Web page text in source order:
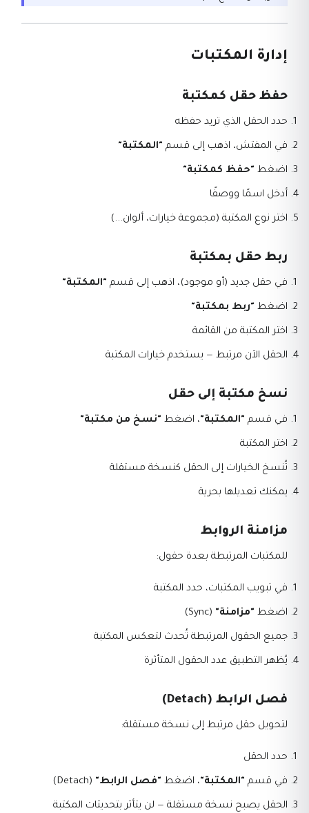
إدارة المكتبات
حفظ حقل كمكتبة
حدد الحقل الذي تريد حفظه
في المفتش، اذهب إلى قسم "المكتبة"
اضغط "حفظ كمكتبة"
أدخل اسمًا ووصفًا
اختر نوع المكتبة (مجموعة خيارات، ألوان...)
ربط حقل بمكتبة
في حقل جديد (أو موجود)، اذهب إلى قسم "المكتبة"
اضغط "ربط بمكتبة"
اختر المكتبة من القائمة
الحقل الآن مرتبط — يستخدم خيارات المكتبة
نسخ مكتبة إلى حقل
في قسم "المكتبة"، اضغط "نسخ من مكتبة"
اختر المكتبة
تُنسخ الخيارات إلى الحقل كنسخة مستقلة
يمكنك تعديلها بحرية
مزامنة الروابط
للمكتبات المرتبطة بعدة حقول:
في تبويب المكتبات، حدد المكتبة
اضغط "مزامنة" (Sync)
جميع الحقول المرتبطة تُحدث لتعكس المكتبة
يُظهر التطبيق عدد الحقول المتأثرة
فصل الرابط (Detach)
لتحويل حقل مرتبط إلى نسخة مستقلة:
حدد الحقل
في قسم "المكتبة"، اضغط "فصل الرابط" (Detach)
الحقل يصبح نسخة مستقلة — لن يتأثر بتحديثات المكتبة